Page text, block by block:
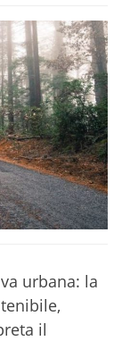
urbana: la
il